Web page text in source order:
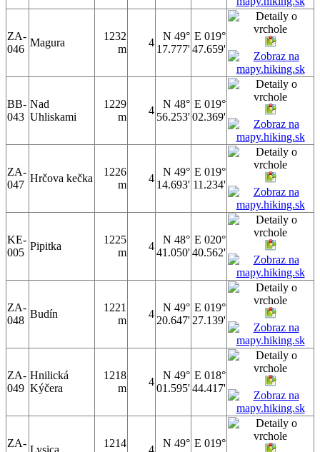
ZA-
046
Magura
1232
m
4
N 49°
17.777'
E 019°
47.659'
BB-
043
Nad
Uhliskami
1229
m
4
N 48°
56.253'
E 019°
02.369'
ZA-
047
Hrčova kečka
1226
m
4
N 49°
14.693'
E 019°
11.234'
KE-
005
Pipitka
1225
m
4
N 48°
41.050'
E 020°
40.562'
ZA-
048
Budín
1221
m
4
N 49°
20.647'
E 019°
27.139'
ZA-
049
Hnilická
Kýčera
1218
m
4
N 49°
01.595'
E 018°
44.417'
ZA-
Lysica
1214
4
N 49° E 019°